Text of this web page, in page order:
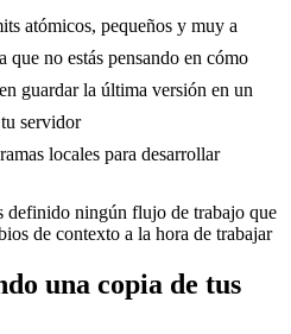
atómicos, pequeños y muy a
no estás pensando en cómo
guardar la última versión en un
servidor
locales para desarrollar
definido ningún flujo de trabajo que
de contexto a la hora de trabajar
una copia de tus